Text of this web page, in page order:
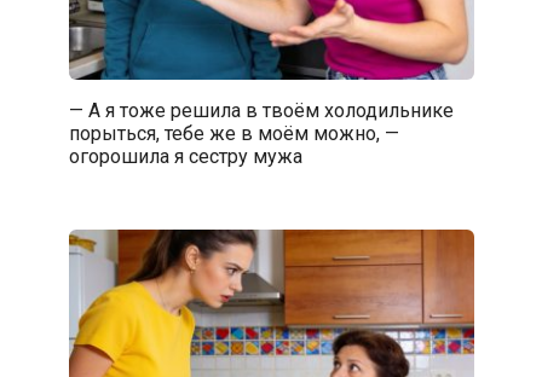
— А я тоже решила в твоём холодильнике
порыться, тебе же в моём можно, —
огорошила я сестру мужа